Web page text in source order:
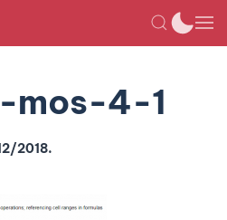
mos-4-1
2018.